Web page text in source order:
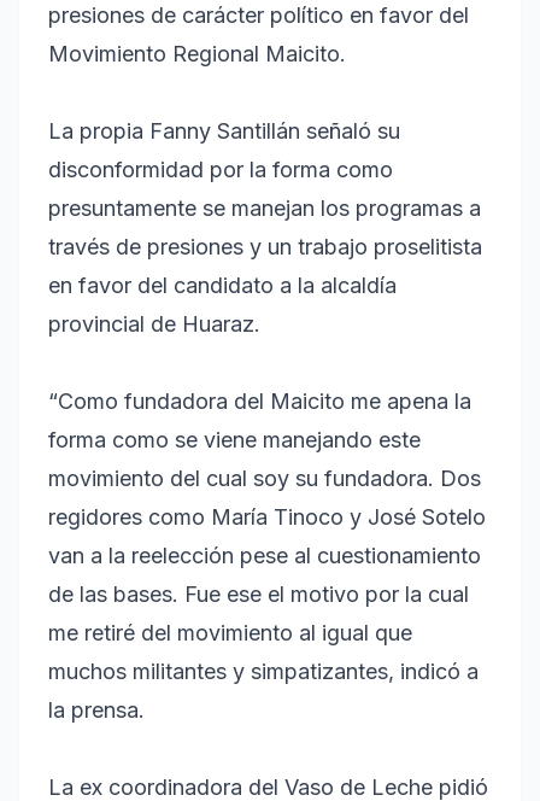
presiones de carácter político en favor del
Movimiento Regional Maicito.
La propia Fanny Santillán señaló su
disconformidad por la forma como
presuntamente se manejan los programas a
través de presiones y un trabajo proselitista
en favor del candidato a la alcaldía
provincial de Huaraz.
“Como fundadora del Maicito me apena la
forma como se viene manejando este
movimiento del cual soy su fundadora. Dos
regidores como María Tinoco y José Sotelo
van a la reelección pese al cuestionamiento
de las bases. Fue ese el motivo por la cual
me retiré del movimiento al igual que
muchos militantes y simpatizantes, indicó a
la prensa.
La ex coordinadora del Vaso de Leche pidió